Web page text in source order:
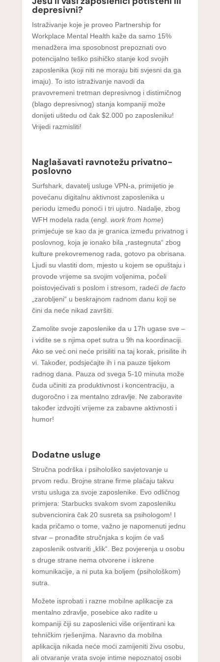
depresivni?
Istraživanje koje je proveo Partnership for
Workplace Mental Health kaže da samo 15%
menadžera ima sposobnost prepoznati ovo
potencijalno teško psihičko stanje kod svojih
zaposlenika (koji niti ne moraju biti svjesni da ga
imaju). To isto istraživanje navodi da
pravovremeni tretman depresivnog i distimičnog
(blago depresivnog) stanja kompaniji može
donijeti uštedu od čak $2.000 po zaposleniku!
Vrijedi razmisliti!
Naglašavati ravnotežu privatno-
poslovno
Surfshark, davatelj usluge VPN-a, primijetio je
povećanu digitalnu aktivnost zaposlenika u
periodu između ponoći i tri ujutro. Nadalje, zbog
WFH modela rada (engl. work from home)
primjećuje se kao da je granica između privatnog i
poslovnog, koja je ionako bila „rastegnuta“ zbog
kulture prekovremenog rada, gotovo pa obrisana.
Ljudi su vlastiti dom, mjesto u kojem se opuštaju i
provode vrijeme sa svojim voljenima, počeli
poistovjećivati s poslom i stresom, radeći de facto
„zarobljeni“ u beskrajnom radnom danu koji se
čini da neće nikad završiti.
Zamolite svoje zaposlenike da u 17h ugase sve –
i vidite se s njima opet sutra u 9h na koordinaciji.
Ako se već oni neće prisiliti na taj korak, prisilite ih
vi. Također, podsjećajte ih i na pauze tijekom
radnog dana. Pauza od svega 5-10 minuta može
čuda učiniti za produktivnost i koncentraciju, a
dugoročno i za mentalno zdravlje. Ne zaboravite
također izdvojiti vrijeme za zabavne aktivnosti i
humor!
Dodatne usluge
Stručna podrška i psihološko savjetovanje u
prvom redu. Brojne strane firme plaćaju takvu
vrstu usluga za svoje zaposlenike. Evo odličnog
primjera: Starbucks svakom svom zaposleniku
subvencionira čak 20 susreta sa psihologom! I
kada pričamo o tome, važno je napomenuti jednu
stvar – pronađite stručnjaka s kojim će vaš
zaposlenik ostvariti „klik“. Bez povjerenja u osobu
s druge strane nema otvorene i iskrene
komunikacije, a ni puta ka boljem (psihološkom)
sutra.
Možete isprobati i razne mobilne aplikacije za
mentalno zdravlje, posebice ako radite u
kompaniji čiji su zaposlenici više orijentirani ka
tehničkim rješenjima. Naravno da mobilna
aplikacija nikada neće moći zamijeniti živu osobu,
ali otvaranje vrata svoje intime nepoznatoj osobi